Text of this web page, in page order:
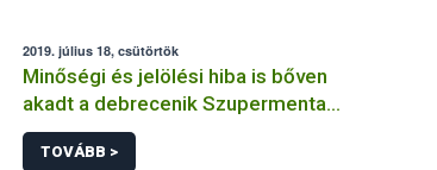
2019. július 18, csütörtök
Minőségi és jelölési hiba is bőven
akadt a debrecenik Szupermenta
tesztjén
TOVÁBB >